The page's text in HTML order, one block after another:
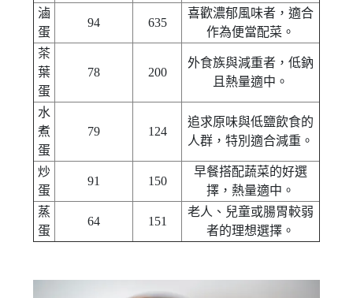
滷
蛋
94 635
喜歡濃郁風味者，適合
作為便當配菜。
茶
葉
蛋
78 200
外食族與減重者，低鈉
且熱量適中。
水
煮
蛋
79 124
追求原味與低鹽飲食的
人群，特別適合減重。
炒
蛋
91 150
早餐搭配蔬菜的好選
擇，熱量適中。
蒸
蛋
64 151
老人、兒童或腸胃較弱
者的理想選擇。